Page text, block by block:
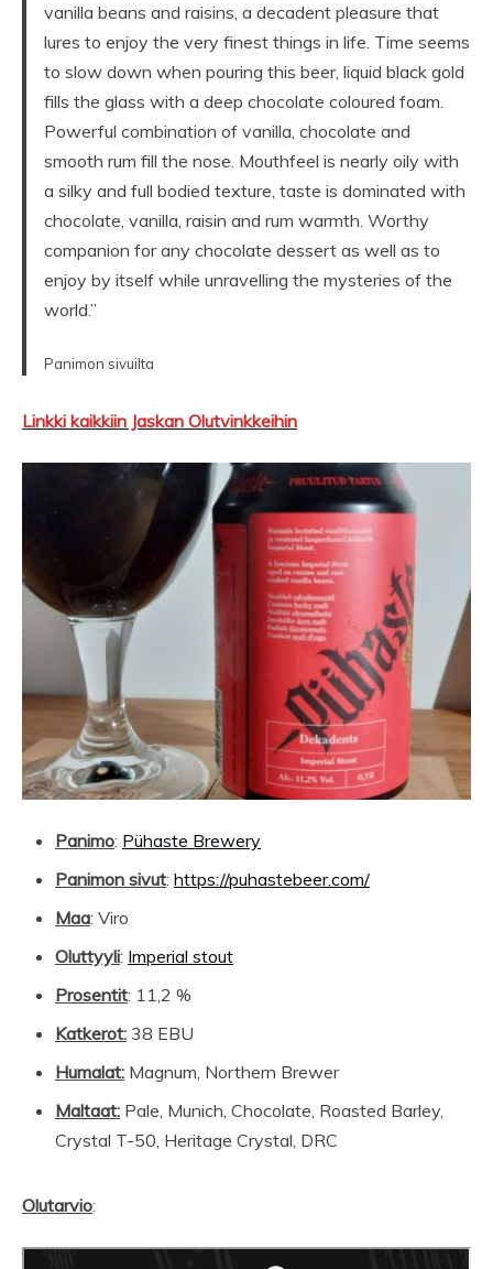
vanilla beans and raisins, a decadent pleasure that
lures to enjoy the very finest things in life. Time seems
to slow down when pouring this beer, liquid black gold
fills the glass with a deep chocolate coloured foam.
Powerful combination of vanilla, chocolate and
smooth rum fill the nose. Mouthfeel is nearly oily with
a silky and full bodied texture, taste is dominated with
chocolate, vanilla, raisin and rum warmth. Worthy
companion for any chocolate dessert as well as to
enjoy by itself while unravelling the mysteries of the
world.”
Panimon sivuilta
Linkki kaikkiin Jaskan Olutvinkkeihin
Panimo: Pühaste Brewery
Panimon sivut: https://puhastebeer.com/
Maa: Viro
Oluttyyli: Imperial stout
Prosentit: 11,2 %
Katkerot: 38 EBU
Humalat: Magnum, Northern Brewer
Maltaat: Pale, Munich, Chocolate, Roasted Barley,
Crystal T-50, Heritage Crystal, DRC
Olutarvio: